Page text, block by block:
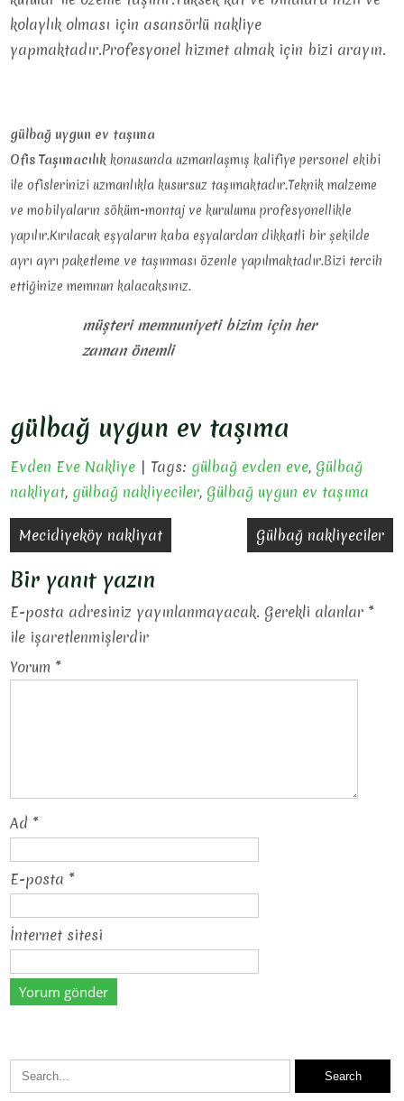
kolaylık olması için asansörlü nakliye
yapmaktadır.Profesyonel hizmet almak için bizi arayın.
gülbağ uygun ev taşıma
Ofis Taşımacılık konusunda uzmanlaşmış kalifiye personel ekibi
ile ofislerinizi uzmanlıkla kusursuz taşımaktadır.Teknik malzeme
ve mobilyaların söküm-montaj ve kurulumu profesyonellikle
yapılır.Kırılacak eşyaların kaba eşyalardan dikkatli bir şekilde
ayrı ayrı paketleme ve taşınması özenle yapılmaktadır.Bizi tercih
ettiğinize memnun kalacaksınız.
müşteri memnuniyeti bizim için her
zaman önemli
gülbağ uygun ev taşıma
Evden Eve Nakliye | Tags: gülbağ evden eve, Gülbağ
nakliyat, gülbağ nakliyeciler, Gülbağ uygun ev taşıma
Yazı
gezinmesi
Mecidiyeköy nakliyat Gülbağ nakliyeciler
Bir yanıt yazın
E-posta adresiniz yayınlanmayacak. Gerekli alanlar *
ile işaretlenmişlerdir
Yorum *
Ad *
E-posta *
İnternet sitesi